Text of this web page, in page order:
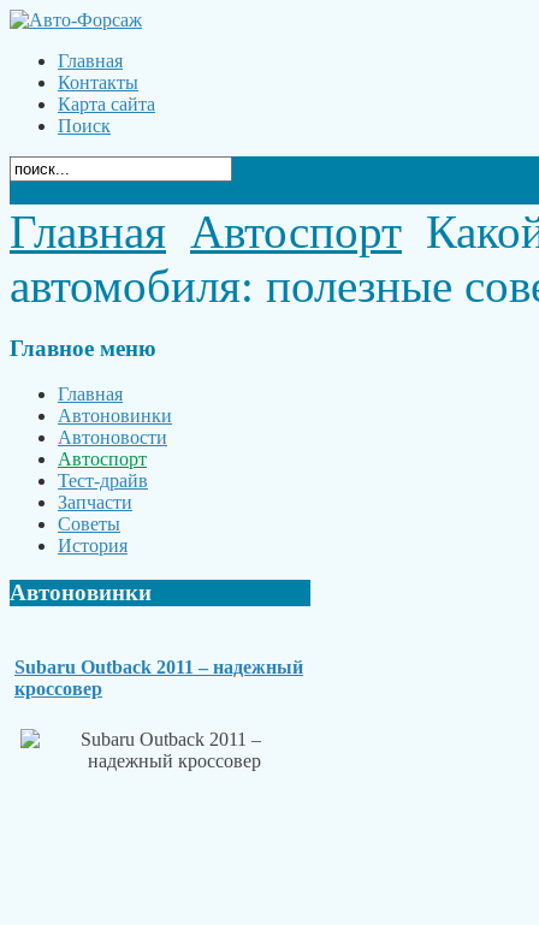
Главная
Контакты
Карта сайта
Поиск
Главная Автоспорт
автомобиля: полезные
Главное меню
Главная
Автоновинки
Автоновости
Автоспорт
Тест-драйв
Запчасти
Советы
История
Автоновинки
Subaru Outback 2011 – надежный
кроссовер